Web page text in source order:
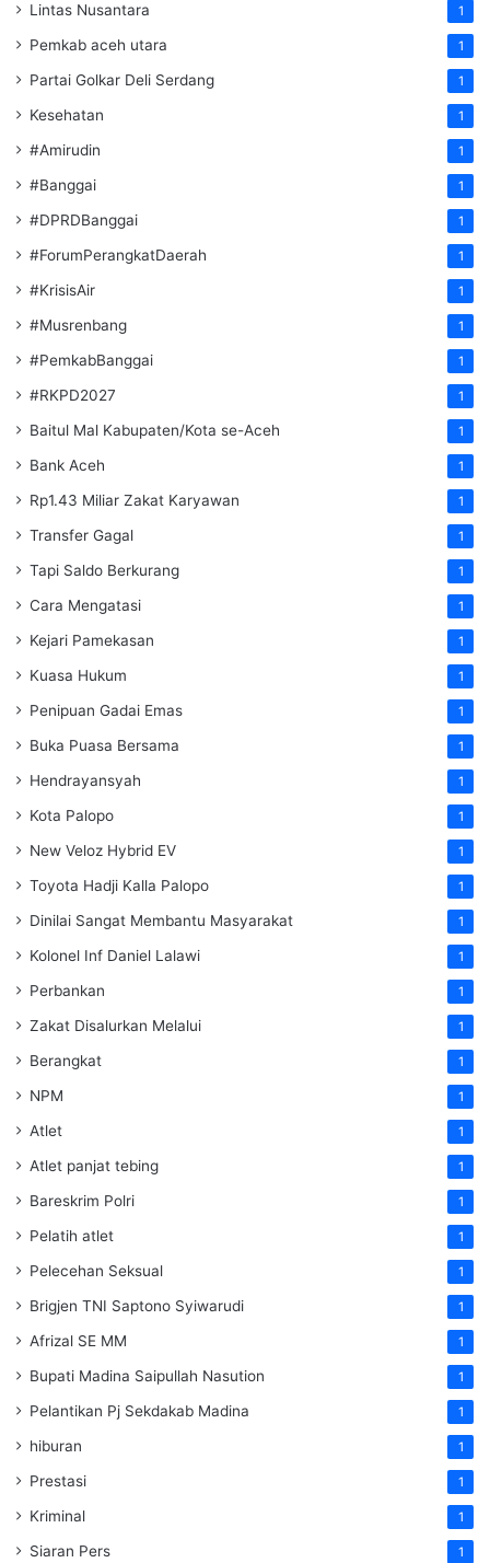
Lintas Nusantara 1
Pemkab aceh utara 1
Partai Golkar Deli Serdang 1
Kesehatan 1
#Amirudin 1
#Banggai 1
#DPRDBanggai 1
#ForumPerangkatDaerah 1
#KrisisAir 1
#Musrenbang 1
#PemkabBanggai 1
#RKPD2027 1
Baitul Mal Kabupaten/Kota se-Aceh 1
Bank Aceh 1
Rp1.43 Miliar Zakat Karyawan 1
Transfer Gagal 1
Tapi Saldo Berkurang 1
Cara Mengatasi 1
Kejari Pamekasan 1
Kuasa Hukum 1
Penipuan Gadai Emas 1
Buka Puasa Bersama 1
Hendrayansyah 1
Kota Palopo 1
New Veloz Hybrid EV 1
Toyota Hadji Kalla Palopo 1
Dinilai Sangat Membantu Masyarakat 1
Kolonel Inf Daniel Lalawi 1
Perbankan 1
Zakat Disalurkan Melalui 1
Berangkat 1
NPM 1
Atlet 1
Atlet panjat tebing 1
Bareskrim Polri 1
Pelatih atlet 1
Pelecehan Seksual 1
Brigjen TNI Saptono Syiwarudi 1
Afrizal SE MM 1
Bupati Madina Saipullah Nasution 1
Pelantikan Pj Sekdakab Madina 1
hiburan 1
Prestasi 1
Kriminal 1
Siaran Pers 1